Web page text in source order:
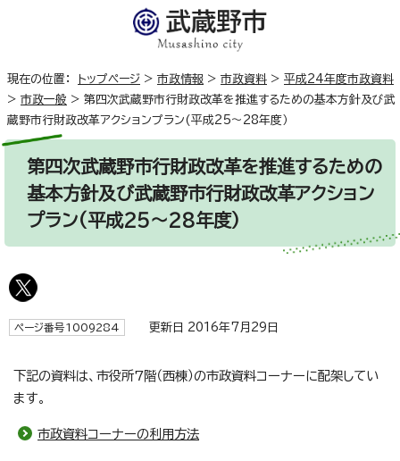
現在の位置： トップページ > 市政情報 > 市政資料 > 平成24年度市政資料
> 市政一般 > 第四次武蔵野市行財政改革を推進するための基本方針及び武
蔵野市行財政改革アクションプラン(平成25～28年度）
第四次武蔵野市行財政改革を推進するための
基本方針及び武蔵野市行財政改革アクション
プラン(平成25～28年度）
ページ番号1009284 更新日 2016年7月29日
下記の資料は、市役所7階（西棟）の市政資料コーナーに配架してい
ます。
市政資料コーナーの利用方法